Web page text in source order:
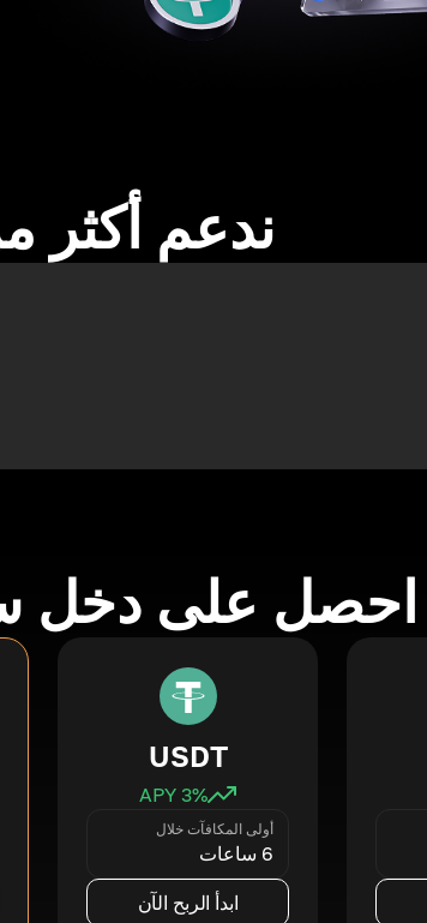
ندعم أكثر من 100 عملة
احصل على دخل
USDT
3% APY
أولى المكافآت خلال
6 ساعات
ابدأ الربح الآن